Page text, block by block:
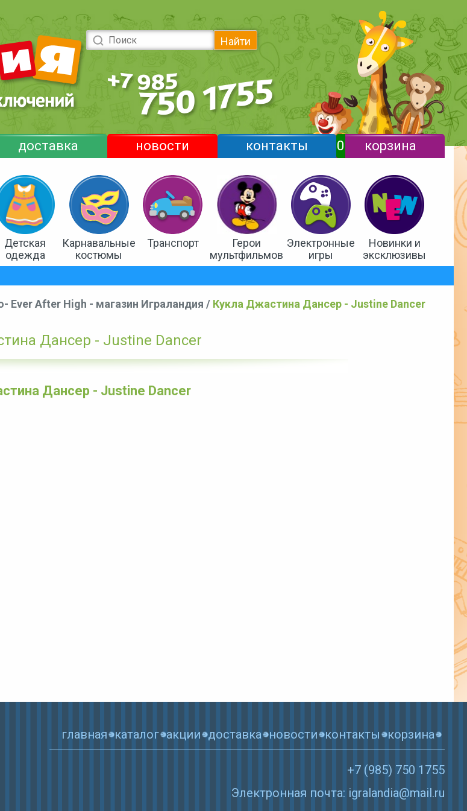
Найти
доставка новости контакты 0 корзина
Детская
одежда
Карнавальные
костюмы
Транспорт
Герои
мультфильмов
Электронные
игры
Новинки и
эксклюзивы
Ever After High - магазин Играландия / Кукла Джастина Дансер - Justine Dancer
Дансер - Justine Dancer
Дансер - Justine Dancer
главная каталог акции доставка новости контакты корзина
+7 (985) 750 1755
Электронная почта: igralandia@mail.ru